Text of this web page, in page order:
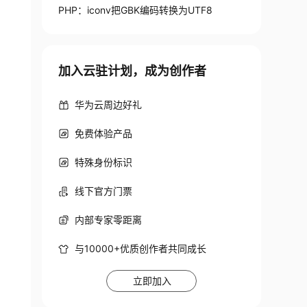
PHP：iconv把GBK编码转换为UTF8
加入云驻计划，成为创作者
华为云周边好礼
免费体验产品
特殊身份标识
线下官方门票
内部专家零距离
与10000+优质创作者共同成长
立即加入